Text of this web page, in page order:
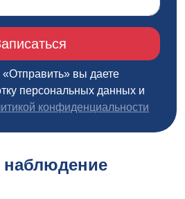
вы даете
персональных данных и
конфиденциальности